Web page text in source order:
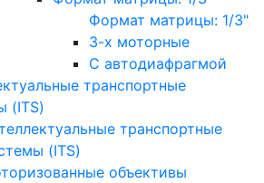
Формат матрицы: 1/3"
3-х моторные
С автодиафрагмой
транспортные
(ITS)
транспортные
(ITS)
объективы